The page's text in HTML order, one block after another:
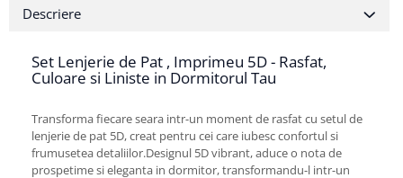
Descriere
Set Lenjerie de Pat , Imprimeu 5D - Rasfat,
Culoare si Liniste in Dormitorul Tau
Transforma fiecare seara intr-un moment de rasfat cu setul de
lenjerie de pat 5D, creat pentru cei care iubesc confortul si
frumusetea detaliilor.Designul 5D vibrant, aduce o nota de
prospetime si eleganta in dormitor, transformandu-l intr-un